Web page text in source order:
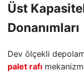
Üst
Donanımları
Dev ölçekli
palet rafı